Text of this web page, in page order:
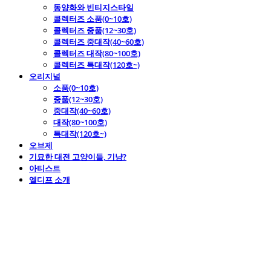
동양화와 빈티지스타일
콜렉터즈 소품(0~10호)
콜렉터즈 중품(12~30호)
콜렉터즈 중대작(40~60호)
콜렉터즈 대작(80~100호)
콜렉터즈 특대작(120호~)
오리지널
소품(0~10호)
중품(12~30호)
중대작(40~60호)
대작(80~100호)
특대작(120호~)
오브제
기묘한 대전 고양이들, 기냥?
아티스트
엘디프 소개